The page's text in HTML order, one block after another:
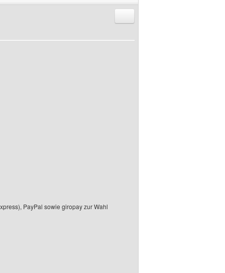
PayPal sowie giropay zur Wahl